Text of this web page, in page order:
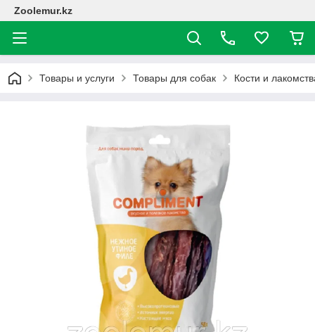
Zoolemur.kz
Товары и услуги Товары для собак Кости и